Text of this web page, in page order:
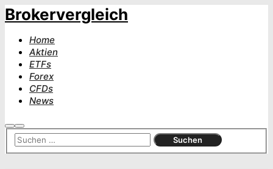
Brokervergleich
Home
Aktien
ETFs
Forex
CFDs
News
Suchen
Hauptmenü